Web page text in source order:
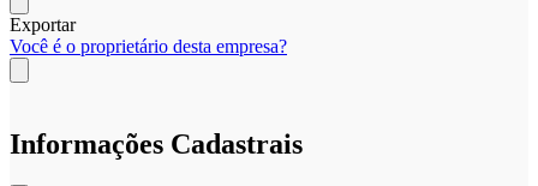
Exportar
Você é o proprietário desta empresa?
Informações Cadastrais